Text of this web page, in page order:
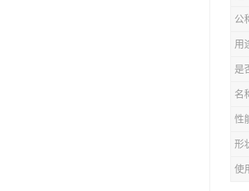
公
用
是
名
性
形
使